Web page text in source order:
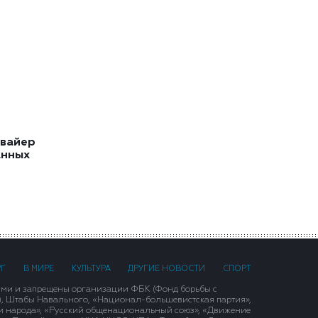
В МИРЕ КУЛЬТУРА ДРУГИЕ НОВОСТИ СПОРТ
и запрещены организации ФБК (Фонд борьбы с
Штабы Навального, «Национал-большевистская партия»,
народа», «Русский общенациональный союз», «Движение